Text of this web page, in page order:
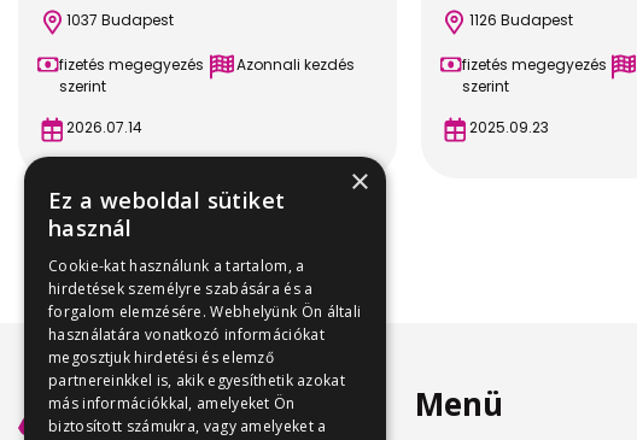
1037 Budapest
fizetés megegyezés
szerint
Azonnali kezdés
2026.07.14
1126 Budapest
fizetés megegyezés
szerint
2025.09.23
Menü
×
Ez a weboldal sütiket
használ
Cookie-kat használunk a tartalom, a
hirdetések személyre szabására és a
forgalom elemzésére. Webhelyünk Ön általi
használatára vonatkozó információkat
megosztjuk hirdetési és elemző
partnereinkkel is, akik egyesíthetik azokat
más információkkal, amelyeket Ön
biztosított számukra, vagy amelyeket a